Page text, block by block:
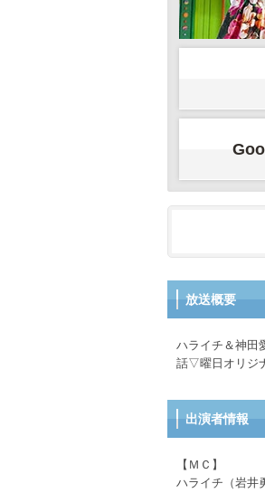
放送概要
ハライチ＆神田
話▽曜日オリジ
出演者情報
【ＭＣ】
ハライチ（岩